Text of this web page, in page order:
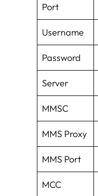
Port
Username
Password
Server
MMSC
MMS Proxy
MMS Port
MCC